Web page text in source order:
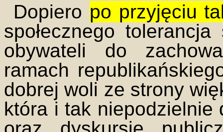
Dopiero po przyjęciu
społecznego
obywateli do
ramach
dobrej woli ze strony
która i tak niepodzielnie